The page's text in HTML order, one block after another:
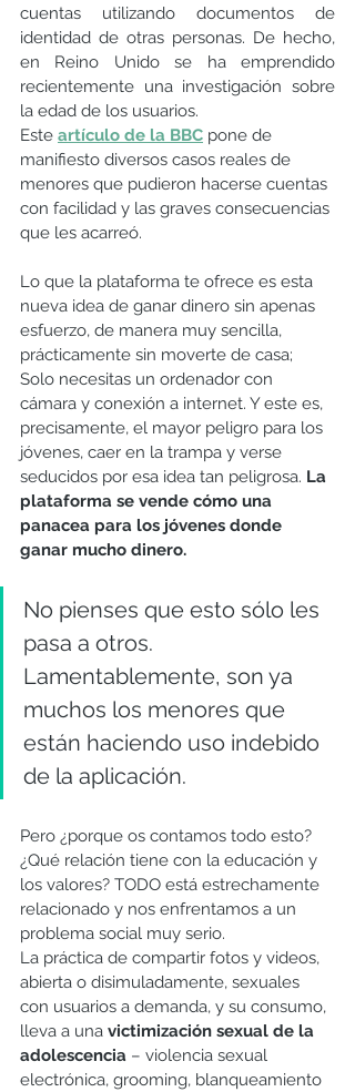
cuentas utilizando documentos de
identidad de otras personas. De hecho,
en Reino Unido se ha emprendido
recientemente una investigación sobre
la edad de los usuarios.
Este artículo de la BBC pone de
manifiesto diversos casos reales de
menores que pudieron hacerse cuentas
con facilidad y las graves consecuencias
que les acarreó.
Lo que la plataforma te ofrece es esta
nueva idea de ganar dinero sin apenas
esfuerzo, de manera muy sencilla,
prácticamente sin moverte de casa;
Solo necesitas un ordenador con
cámara y conexión a internet. Y este es,
precisamente, el mayor peligro para los
jóvenes, caer en la trampa y verse
seducidos por esa idea tan peligrosa. La
plataforma se vende cómo una
panacea para los jóvenes donde
ganar mucho dinero.
No pienses que esto sólo les
pasa a otros.
Lamentablemente, son ya
muchos los menores que
están haciendo uso indebido
de la aplicación.
Pero ¿porque os contamos todo esto?
¿Qué relación tiene con la educación y
los valores? TODO está estrechamente
relacionado y nos enfrentamos a un
problema social muy serio.
La práctica de compartir fotos y videos,
abierta o disimuladamente, sexuales
con usuarios a demanda, y su consumo,
lleva a una victimización sexual de la
adolescencia – violencia sexual
electrónica, grooming, blanqueamiento